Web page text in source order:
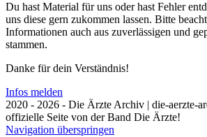
Du hast Material für uns oder hast Fehler
uns diese gern zukommen lassen. Bitte
Informationen auch aus zuverlässigen und
stammen.
Danke für dein Verständnis!
Infos melden
2020 - 2026 - Die Ärzte Archiv | die-aerzte-
offizielle Seite von der Band Die Ärzte!
Navigation überspringen